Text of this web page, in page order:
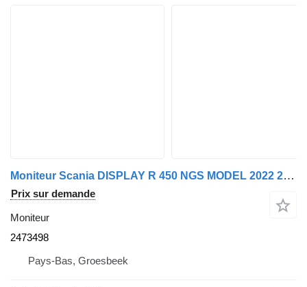
Moniteur Scania DISPLAY R 450 NGS MODEL 2022 2473498 pour camion
Prix sur demande
Moniteur
2473498
Pays-Bas, Groesbeek